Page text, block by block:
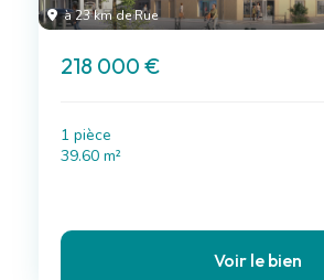
à 23 km de Rue
218 000 €
1 pièce
39.60 m²
Voir le bien